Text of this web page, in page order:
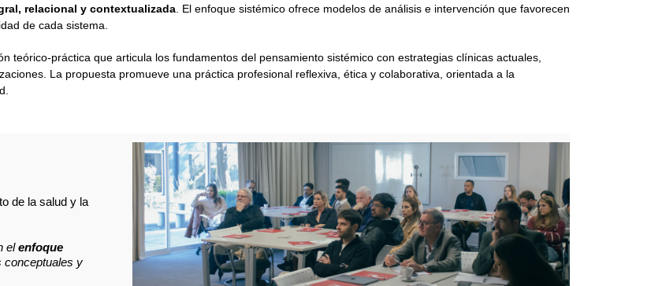
relacional y contextualizada. El enfoque sistémico ofrece modelos de análisis e intervención que favorecen
de cada sistema.
teórico-práctica que articula los fundamentos del pensamiento sistémico con estrategias clínicas actuales,
La propuesta promueve una práctica profesional reflexiva, ética y colaborativa, orientada a la
de la salud y la
elenfoque
conceptuales y